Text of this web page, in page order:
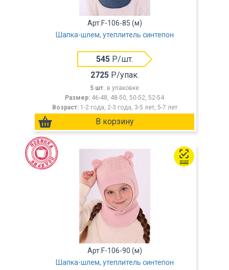
Арт.F-106-85 (м)
Шапка-шлем, утеплитель синтепон
545Р/шт.
2725Р/упак.
5 шт. в упаковке
Размер: 46-48, 48-50, 50-52, 52-54
Возраст: 1-2 года, 2-3 года, 3-5 лет, 5-7 лет
Арт.F-106-90 (м)
Шапка-шлем, утеплитель синтепон